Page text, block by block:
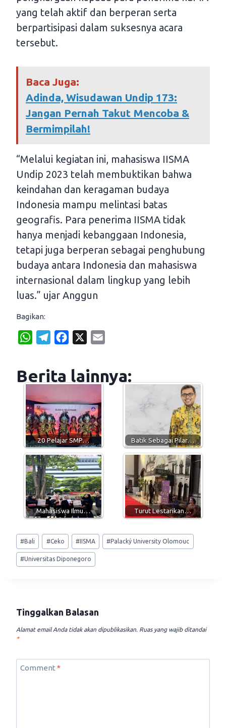
yang telah aktif dan berperan serta
berpartisipasi dalam suksesnya acara
tersebut.
Baca Juga:
Adinda, Wisudawan Undip 173:
Jangan Pernah Takut Mencoba &
Bermimpilah!
“Melalui kegiatan ini, mahasiswa IISMA
Undip 2023 telah membuktikan bahwa
keindahan dan keragaman budaya
Indonesia mampu melintasi batas
geografis. Para penerima IISMA tidak
hanya menjadi kebanggaan Indonesia,
tetapi juga berperan sebagai penghubung
budaya antara Indonesia dan mahasiswa
internasional dalam lingkup yang lebih
luas.” ujar Anggun
Bagikan:
W
t
s
A
p
p
e
a
m
e
o
o
k
i
Berita lainnya:
20 Pelajar SMP… Batik Sebagai Pilar…
Mahasiswa Ilmu… Turut Lestarikan…
Post
Tags:
#Bali #Ceko #IISMA #Palacký University Olomouc
#Universitas Diponegoro
Tinggalkan Balasan
Alamat email Anda tidak akan dipublikasikan. Ruas yang wajib ditandai
*
Comment *